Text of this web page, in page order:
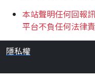
本站聲明任何回報
平台不負任何法律
隱私權